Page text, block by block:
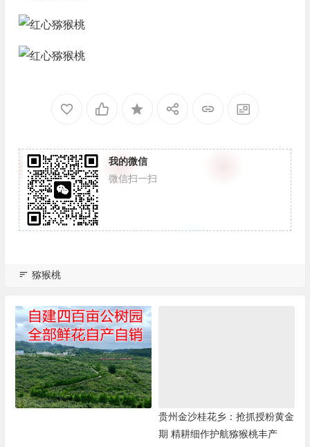
我的微信
微信扫一扫
猕猴桃
贵州金沙桂花乡：抢抓授粉黄金
期 精耕细作护航猕猴桃丰产